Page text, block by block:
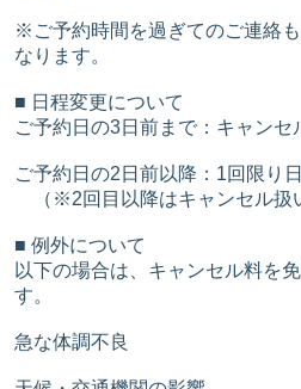
※ご予約時間を過ぎてのご連絡
なります。
■ 日程変更について
ご予約日の3日前まで：キャン
ご予約日の2日前以降：1回限り
（※2回目以降はキャンセル扱
■ 例外について
以下の場合は、キャンセル料を
す。
急な体調不良